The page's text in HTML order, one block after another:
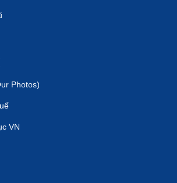
Photos)
VN